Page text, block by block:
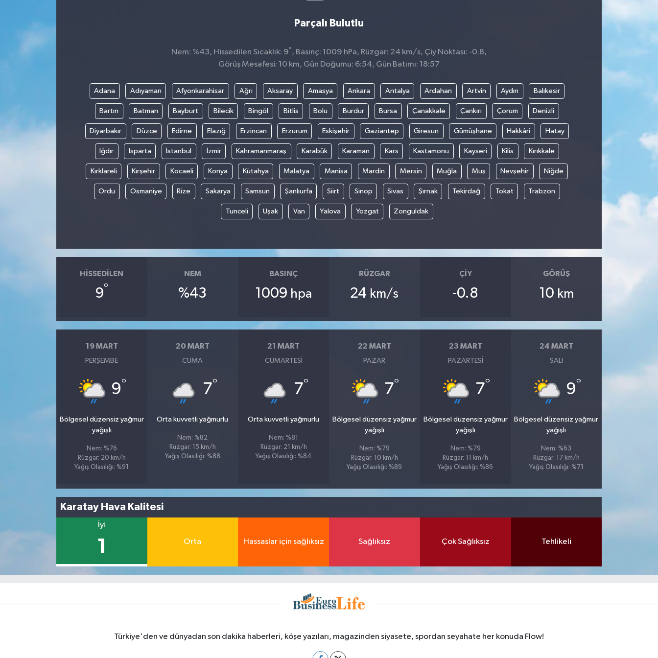
Parçalı Bulutlu
Nem: %43, Hissedilen Sıcaklık: 9° , Basınç: 1009 hPa, Rüzgar: 24 km/s, Çiy Noktası: -0.8,
Görüş Mesafesi: 10 km, Gün Doğumu: 6:54, Gün Batımı: 18:57
Adana Adıyaman Afyonkarahisar Ağrı Aksaray Amasya Ankara Antalya Ardahan Artvin Aydın Balıkesir
Bartın Batman Bayburt Bilecik Bingöl Bitlis Bolu Burdur Bursa Çanakkale Çankırı Çorum Denizli
Diyarbakır Düzce Edirne Elazığ Erzincan Erzurum Eskişehir Gaziantep Giresun Gümüşhane Hakkâri Hatay
Iğdır Isparta İstanbul İzmir Kahramanmaraş Karabük Karaman Kars Kastamonu Kayseri Kilis Kırıkkale
Kırklareli Kırşehir Kocaeli Konya Kütahya Malatya Manisa Mardin Mersin Muğla Muş Nevşehir Niğde
Ordu Osmaniye Rize Sakarya Samsun Şanlıurfa Siirt Sinop Sivas Şırnak Tekirdağ Tokat Trabzon
Tunceli Uşak Van Yalova Yozgat Zonguldak
HISSEDILEN
9°
NEM
%43
BASINÇ
1009 hpa
RÜZGAR
24 km/s
ÇIY
-0.8
GÖRÜŞ
10 km
19 MART
PERŞEMBE
9°
Bölgesel düzensiz yağmur
yağışlı
Nem: %76
Rüzgar: 20 km/h
Yağış Olasılığı: %91
20 MART
CUMA
7°
Orta kuvvetli yağmurlu
Nem: %82
Rüzgar: 15 km/h
Yağış Olasılığı: %88
21 MART
CUMARTESI
7°
Orta kuvvetli yağmurlu
Nem: %81
Rüzgar: 21 km/h
Yağış Olasılığı: %84
22 MART
PAZAR
7°
Bölgesel düzensiz yağmur
yağışlı
Nem: %79
Rüzgar: 10 km/h
Yağış Olasılığı: %89
23 MART
PAZARTESI
7°
Bölgesel düzensiz yağmur
yağışlı
Nem: %79
Rüzgar: 11 km/h
Yağış Olasılığı: %86
24 MART
SALI
9°
Bölgesel düzensiz yağmur
yağışlı
Nem: %63
Rüzgar: 17 km/h
Yağış Olasılığı: %71
Karatay Hava Kalitesi
İyi
1 Orta Hassaslar için sağlıksız Sağlıksız Çok Sağlıksız Tehlikeli
Türkiye'den ve dünyadan son dakika haberleri, köşe yazıları, magazinden siyasete, spordan seyahate her konuda Flow!